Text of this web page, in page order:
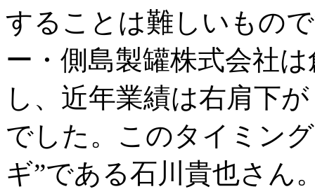
することは難しいもの
ー・側島製罐株式会社
し、近年業績は右肩下
でした。このタイミン
ギ”である石川貴也さん